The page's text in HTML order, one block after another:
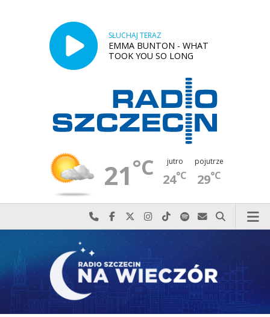
SŁUCHAJ TERAZ
EMMA BUNTON - WHAT
TOOK YOU SO LONG
21°C jutro
24°C
pojutrze
29°C
Najlepiej po prostu do nas zadzwoń
Odwiedź nas na Facebook-u
Odwiedź nas na X
Odwiedź nas na Instagram-ie
Odwiedź nas na TikTok-u
Szukaj nas na Spotify
Wyślij do nas
Szukaj